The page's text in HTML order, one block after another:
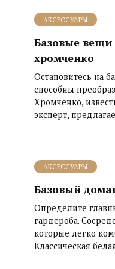
АКСЕССУАРЫ
Базовые вещи
хромченко
Остановитесь на
способны
Хромченко,
эксперт,
АКСЕССУАРЫ
Базовый
Определите
гардероба.
которые легко
Классическая